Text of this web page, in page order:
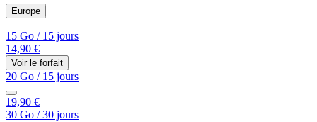
Europe
15 Go /15 jours
14,90 €
Voir le forfait
20 Go /15 jours
19,90 €
30 Go /30 jours